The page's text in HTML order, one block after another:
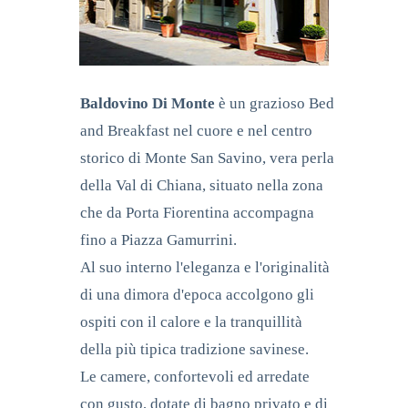
Baldovino Di Monte è un grazioso Bed
and Breakfast nel cuore e nel centro
storico di Monte San Savino, vera perla
della Val di Chiana, situato nella zona
che da Porta Fiorentina accompagna
fino a Piazza Gamurrini.
Al suo interno l'eleganza e l'originalità
di una dimora d'epoca accolgono gli
ospiti con il calore e la tranquillità
della più tipica tradizione savinese.
Le camere, confortevoli ed arredate
con gusto, dotate di bagno privato e di